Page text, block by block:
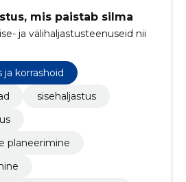
mis paistab silma
ja välihaljastusteenuseid nii
korrashoid
sisehaljastus
planeerimine